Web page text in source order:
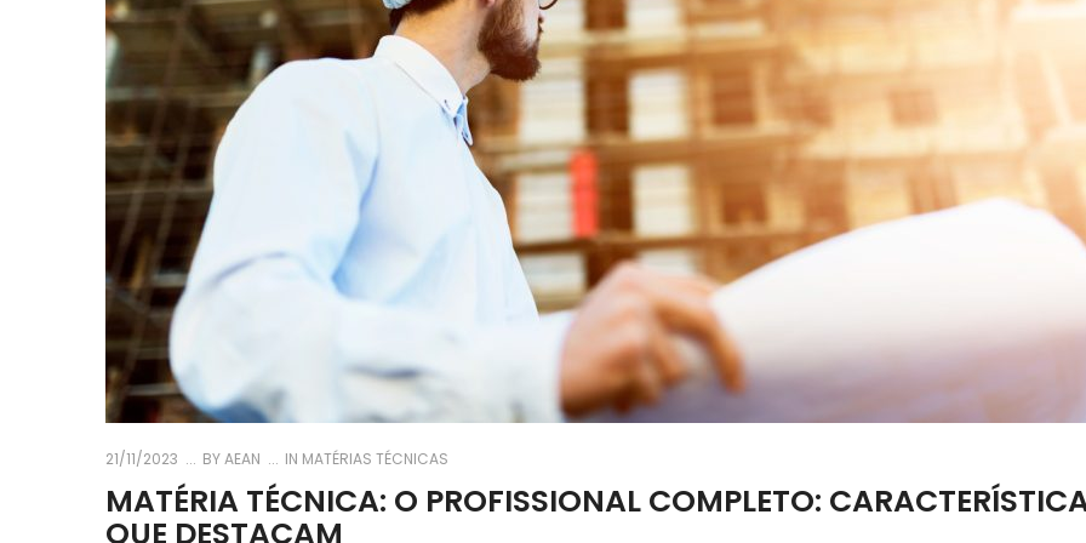
21/11/2023 BYAEAN IN MATÉRIAS TÉCNICAS
MATÉRIA TÉCNICA: O PROFISSIONAL COMPLETO:
QUE DESTACAM